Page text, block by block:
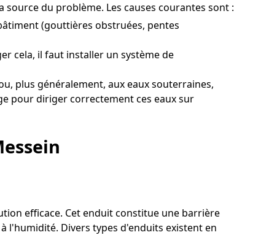
du problème. Les causes courantes sont :
(gouttières obstruées, pentes
cela, il faut installer un système de
plus généralement, aux eaux souterraines,
pour diriger correctement ces eaux sur
efficace. Cet enduit constitue une barrière
l'humidité. Divers types d'enduits existent en